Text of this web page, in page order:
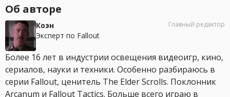
Об авторе
Коэн
Эксперт по Fallout
Главный редактор
Более 16 лет в индустрии освещения видеоигр, кино,
сериалов, науки и техники. Особенно разбираюсь в
серии Fallout, ценитель The Elder Scrolls. Поклонник
Arcanum и Fallout Tactics. Больше всего играю в